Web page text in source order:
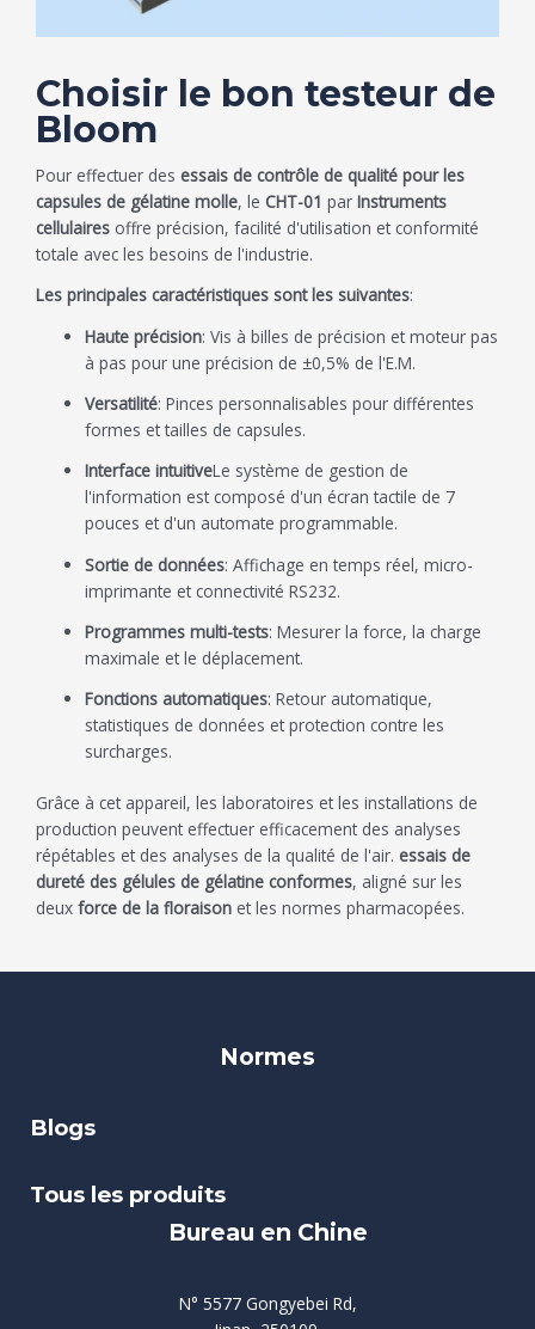
Choisir le bon testeur de
Bloom
Pour effectuer des essais de contrôle de qualité pour les
capsules de gélatine molle, le CHT-01 par Instruments
cellulaires offre précision, facilité d'utilisation et conformité
totale avec les besoins de l'industrie.
Les principales caractéristiques sont les suivantes:
Haute précision: Vis à billes de précision et moteur pas
à pas pour une précision de ±0,5% de l'E.M.
Versatilité: Pinces personnalisables pour différentes
formes et tailles de capsules.
Interface intuitiveLe système de gestion de
l'information est composé d'un écran tactile de 7
pouces et d'un automate programmable.
Sortie de données: Affichage en temps réel, micro-
imprimante et connectivité RS232.
Programmes multi-tests: Mesurer la force, la charge
maximale et le déplacement.
Fonctions automatiques: Retour automatique,
statistiques de données et protection contre les
surcharges.
Grâce à cet appareil, les laboratoires et les installations de
production peuvent effectuer efficacement des analyses
répétables et des analyses de la qualité de l'air. essais de
dureté des gélules de gélatine conformes, aligné sur les
deux force de la floraison et les normes pharmacopées.
Normes
Blogs
Tous les produits
Bureau en Chine
N° 5577 Gongyebei Rd,